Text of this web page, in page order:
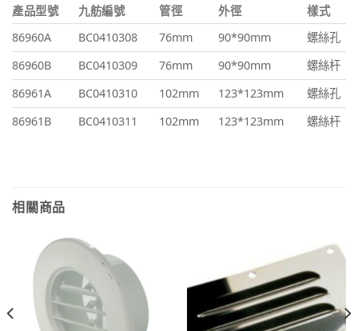
產品型號 九舫編號 管徑 外徑
樣式
86960A
BC0410308 76mm 90*90mm
螺絲孔
86960B
BC0410309 76mm 90*90mm
螺絲杆
86961A
BC0410310 102mm 123*123mm
螺絲孔
86961B
BC0410311 102mm 123*123mm 螺絲杆
相關商品